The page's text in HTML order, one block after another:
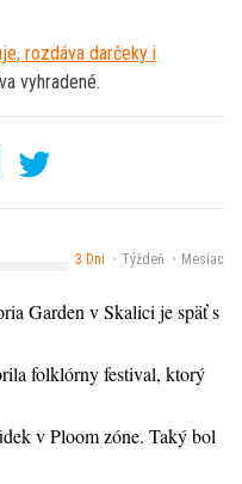
rozdáva darčeky i
vyhradené.
3 Dni Týždeň Mesiac
Garden v Skalici je späť s
folklórny festival, ktorý
v Ploom zóne. Taký bol